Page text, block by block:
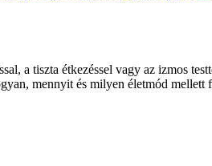
a tiszta étkezéssel vagy az izmos
mennyit és milyen életmód